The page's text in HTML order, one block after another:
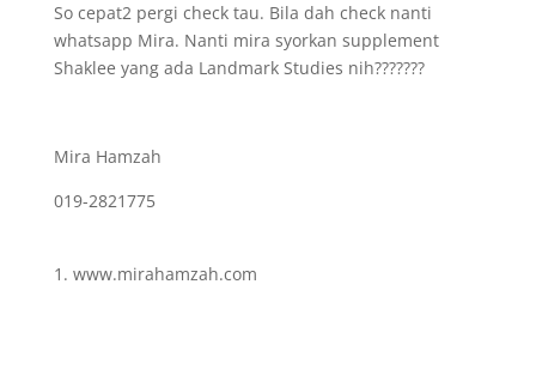
So cepat2 pergi check tau. Bila dah check nanti
whatsapp Mira. Nanti mira syorkan supplement
Shaklee yang ada Landmark Studies nih???????
Mira Hamzah
019-2821775
www.mirahamzah.com